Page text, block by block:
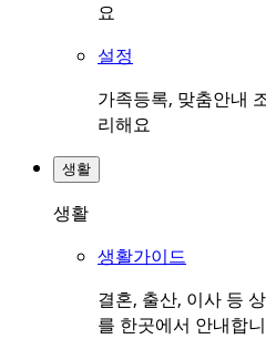
요
설정
가족등록, 맞춤안내
리해요
생활
생활
생활가이드
결혼, 출산, 이사 등
를 한곳에서 안내합